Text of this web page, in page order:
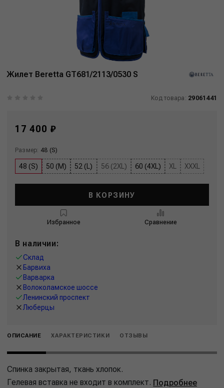
Жилет Beretta GT681/2113/0530 S
Код товара: 29061441
17 400 ₽
Размер: 48 (S)
48 (S) 50 (M) 52 (L) 56 (2XL) 60 (4XL) XL XXXL
В КОРЗИНУ
Избранное Сравнение
В наличии:
Склад
Барвиха
Варварка
Волоколамское шоссе
Ленинский проспект
Люберцы
ОПИСАНИЕ ХАРАКТЕРИСТИКИ ОТЗЫВЫ
Спинка закрытая, ткань хлопок.
Гелевая вставка не входит в комплект. Подробнее